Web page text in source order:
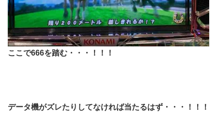
ここで666を踏む・・・！！！
データ機がズレたりしてなければ当たるはず・・・！！！